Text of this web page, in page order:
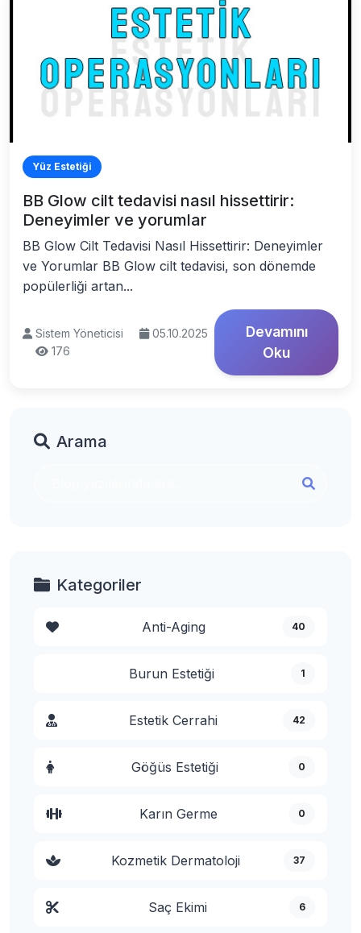
Yüz Estetiği
BB Glow cilt tedavisi nasıl hissettirir:
Deneyimler ve yorumlar
BB Glow Cilt Tedavisi Nasıl Hissettirir: Deneyimler
ve Yorumlar BB Glow cilt tedavisi, son dönemde
popülerliği artan...
Sistem Yöneticisi
05.10.2025
176
Devamını
Oku
Arama
Kategoriler
Anti-Aging 40
Burun Estetiği 1
Estetik Cerrahi 42
Göğüs Estetiği 0
Karın Germe 0
Kozmetik Dermatoloji 37
Saç Ekimi 6